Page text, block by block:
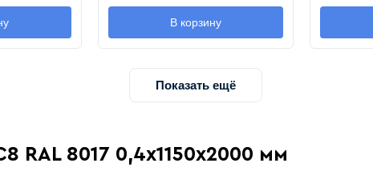
В корзину
Показать ещё
8017 0,4х1150х2000 мм